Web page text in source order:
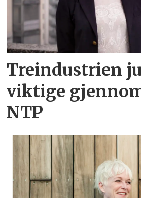
Treindustrien
viktige
NTP